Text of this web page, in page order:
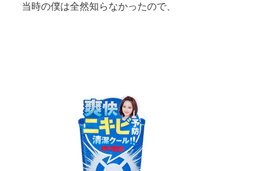
当時の僕は全然知らなかったので、